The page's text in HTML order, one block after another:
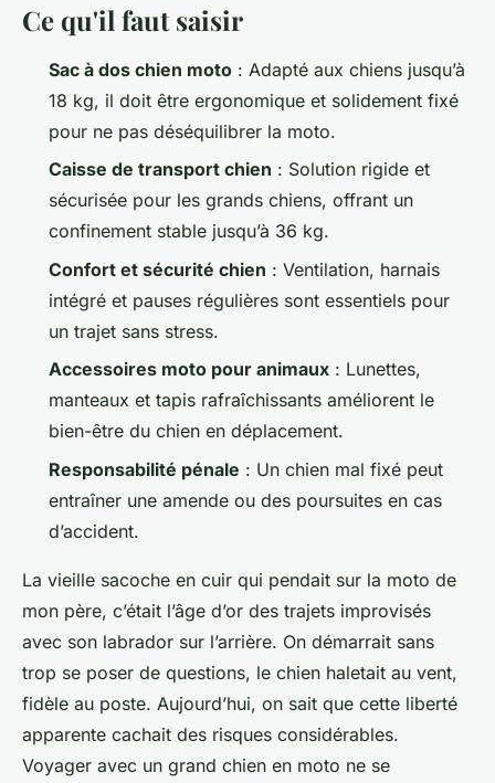
Ce qu'il faut saisir
Sac à dos chien moto : Adapté aux chiens jusqu’à
18 kg, il doit être ergonomique et solidement fixé
pour ne pas déséquilibrer la moto.
Caisse de transport chien : Solution rigide et
sécurisée pour les grands chiens, offrant un
confinement stable jusqu’à 36 kg.
Confort et sécurité chien : Ventilation, harnais
intégré et pauses régulières sont essentiels pour
un trajet sans stress.
Accessoires moto pour animaux : Lunettes,
manteaux et tapis rafraîchissants améliorent le
bien-être du chien en déplacement.
Responsabilité pénale : Un chien mal fixé peut
entraîner une amende ou des poursuites en cas
d’accident.
La vieille sacoche en cuir qui pendait sur la moto de
mon père, c’était l’âge d’or des trajets improvisés
avec son labrador sur l’arrière. On démarrait sans
trop se poser de questions, le chien haletait au vent,
fidèle au poste. Aujourd’hui, on sait que cette liberté
apparente cachait des risques considérables.
Voyager avec un grand chien en moto ne se